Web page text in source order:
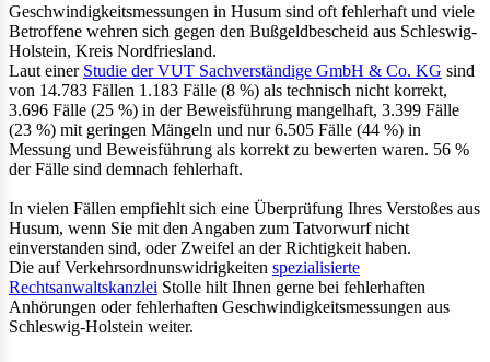
Geschwindigkeitsmessungen in Husum sind oft fehlerhaft und viele
Betroffene wehren sich gegen den Bußgeldbescheid aus Schleswig-
Holstein, Kreis Nordfriesland.
Laut einer Studie der VUT Sachverständige GmbH & Co. KG sind
von 14.783 Fällen 1.183 Fälle (8 %) als technisch nicht korrekt,
3.696 Fälle (25 %) in der Beweisführung mangelhaft, 3.399 Fälle
(23 %) mit geringen Mängeln und nur 6.505 Fälle (44 %) in
Messung und Beweisführung als korrekt zu bewerten waren. 56 %
der Fälle sind demnach fehlerhaft.
In vielen Fällen empfiehlt sich eine Überprüfung Ihres Verstoßes aus
Husum, wenn Sie mit den Angaben zum Tatvorwurf nicht
einverstanden sind, oder Zweifel an der Richtigkeit haben.
Die auf Verkehrsordnunswidrigkeiten spezialisierte
Rechtsanwaltskanzlei Stolle hilt Ihnen gerne bei fehlerhaften
Anhörungen oder fehlerhaften Geschwindigkeitsmessungen aus
Schleswig-Holstein weiter.